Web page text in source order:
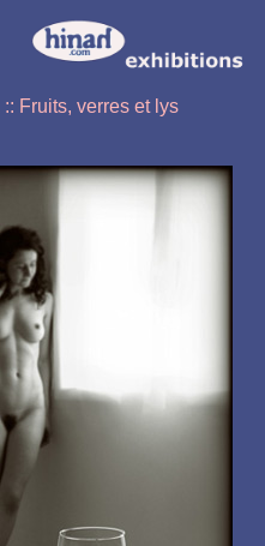
:: Fruits, verres et lys